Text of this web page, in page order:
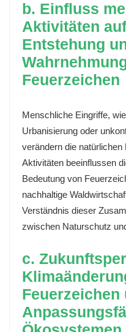
b. Einfluss
Aktivitäten
Entstehung
Feuerzeichen
Menschliche Eingriffe,
Urbanisierung oder
verändern die
Aktivitäten beeinflussen
Bedeutung von
nachhaltige
Verständnis dieser
zwischen Naturschutz
c.
Feuerzeichen